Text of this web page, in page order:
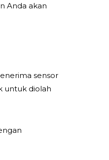
Anda akan
sensor
untuk diolah